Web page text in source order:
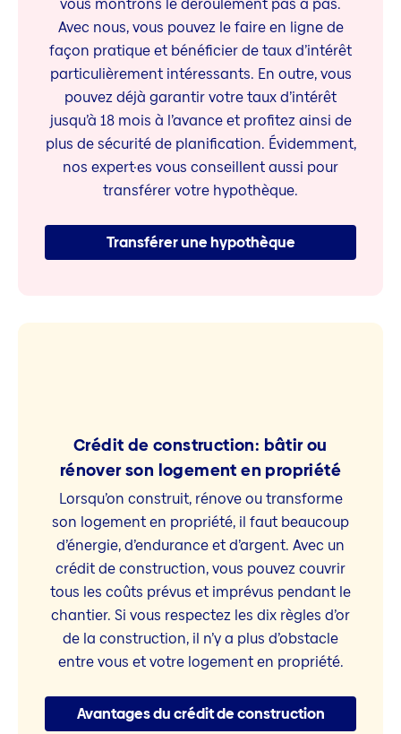
vous montrons le déroulement pas à pas.
Avec nous, vous pouvez le faire en ligne de
façon pratique et bénéficier de taux d’intérêt
particulièrement intéressants. En outre, vous
pouvez déjà garantir votre taux d’intérêt
jusqu’à 18 mois à l’avance et profitez ainsi de
plus de sécurité de planification. Évidemment,
nos expert·es vous conseillent aussi pour
transférer votre hypothèque.
Transférer une hypothèque
Crédit de construction: bâtir ou
rénover son logement en propriété
Lorsqu’on construit, rénove ou transforme
son logement en propriété, il faut beaucoup
d’énergie, d’endurance et d’argent. Avec un
crédit de construction, vous pouvez couvrir
tous les coûts prévus et imprévus pendant le
chantier. Si vous respectez les dix règles d’or
de la construction, il n’y a plus d’obstacle
entre vous et votre logement en propriété.
Avantages du crédit de construction